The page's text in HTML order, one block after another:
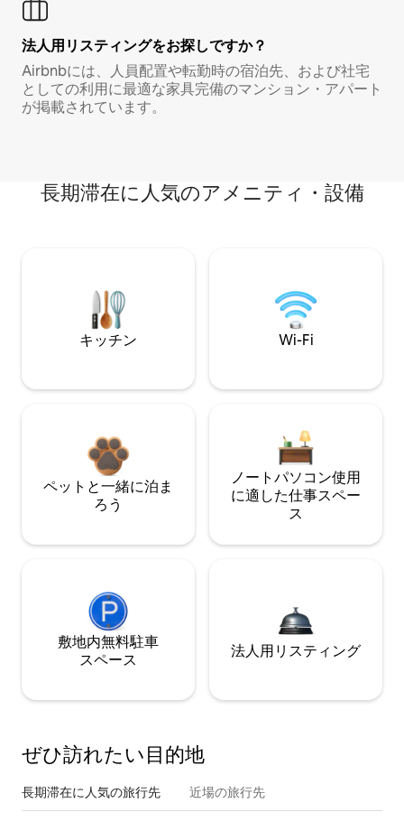
法人用リスティングをお探しですか？
Airbnbには、人員配置や転勤時の宿泊先、および社宅
としての利用に最適な家具完備のマンション・アパート
が掲載されています。
長期滞在に人気のアメニティ・設備
キッチン Wi-Fi
ペットと一緒に泊ま
ろう
ノートパソコン使用
に適した仕事スペー
ス
敷地内無料駐⁠車
ス⁠ペ⁠ー⁠ス
法人用リスティング
ぜひ訪⁠れ⁠た⁠い目⁠的⁠地
長期滞在に人気の旅行先 近場の旅行先